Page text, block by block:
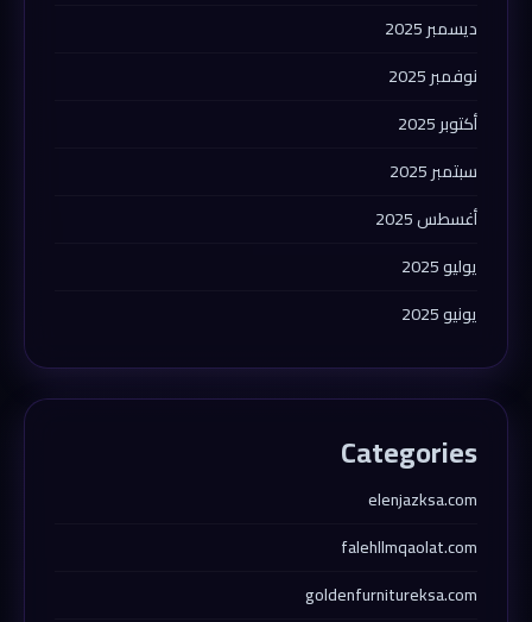
ديسمبر 2025
نوفمبر 2025
أكتوبر 2025
سبتمبر 2025
أغسطس 2025
يوليو 2025
يونيو 2025
Categories
elenjazksa.com
falehllmqaolat.com
goldenfurnitureksa.com